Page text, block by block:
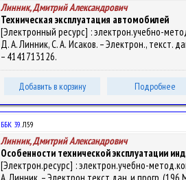
Линник, Дмитрий Александрович
Техническая эксплуатация автомобилей
[Электронный ресурс] : электрон.учебно-
Д. А. Линник, С. А. Исаков. – Электрон., текст.
– 4141713126.
Добавить в корзину Подробнее
ББК 39.Л59
Линник, Дмитрий Александрович
Особенности технической эксплуатации
[Электрон.ресурс] : электрон.учебно-